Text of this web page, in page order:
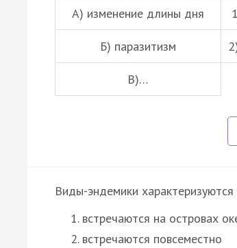
А) изменение длины дня
Б) паразитизм
В)…
Виды-эндемики
встречаются на островах
встречаются повсеместно